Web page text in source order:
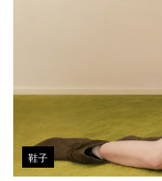
鞋子